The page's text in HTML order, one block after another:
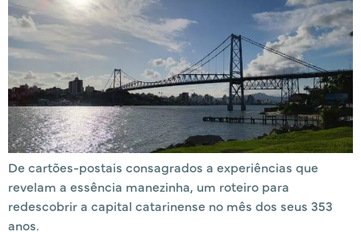
De cartões-postais consagrados a experiências que
revelam a essência manezinha, um roteiro para
redescobrir a capital catarinense no mês dos seus 353
anos.